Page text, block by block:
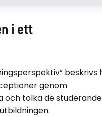
Hej världen!
Lärarutbildningen
i ett
beskrivs
genom
och tolka de